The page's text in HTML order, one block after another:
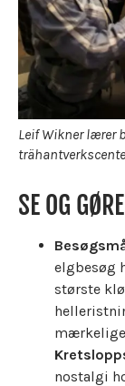
Leif Wikner lærer
SE OG
elgbesøg
største
nostalgi